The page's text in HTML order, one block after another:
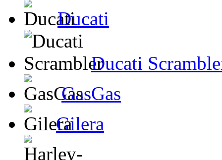
Ducati
Ducati
GasGas
Gilera